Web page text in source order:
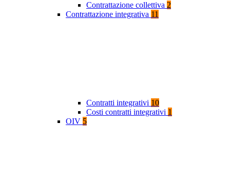
Contrattazione collettiva 2
Contrattazione integrativa 11
Contratti integrativi 10
Costi contratti integrativi 1
OIV 5